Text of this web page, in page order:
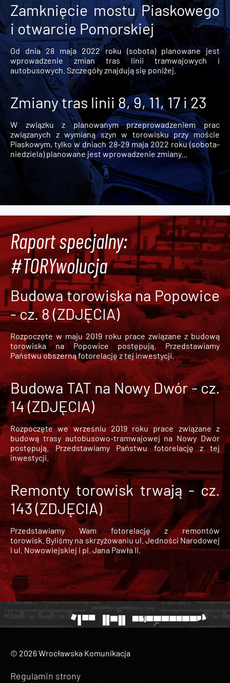
Zamknięcie mostu Piaskowego
i otwarcie Pomorskiej
Od dnia 28 maja 2022 roku (sobota) planowane jest
wprowadzenie zmian tras linii tramwajowych i
autobusowych. Szczegóły znajdują się poniżej.
Zmiany tras linii 8, 9, 11, 17 i 23
W związku z planowanym przeprowadzeniem prac
związanych z wymianą szyn w torowisku przy moście
Piaskowym, tylko w dniach 28-29 maja 2022 roku (sobota-
niedziela) planowane jest wprowadzenie zmiany...
Raport specjalny:
#TORYwolucja
Budowa torowiska na Popowice
- cz. 8 (ZDJĘCIA)
Rozpoczęte w maju 2019 roku prace związane z budową
torowiska na Popowice
postępują. Przedstawiamy
Państwu obszerną fotorelację z tej inwestycji.
Budowa TAT na Nowy Dwór - cz.
14 (ZDJĘCIA)
Rozpoczęte we wrześniu 2019 roku prace związane z
budową trasy autobusowo-tramwajowej na Nowy Dwór
postępują. Przedstawiamy Państwu fotorelację z tej
inwestycji.
Remonty torowisk trwają - cz.
143 (ZDJĘCIA)
Przedstawiamy Wam fotorelację z remontów
torowisk. Byliśmy na skrzyżowaniu ul. Jedności Narodowej
i ul. Nowowiejskiej i pl. Jana Pawła II.
© 2026 Wrocławska Komunikacja
Regulamin strony